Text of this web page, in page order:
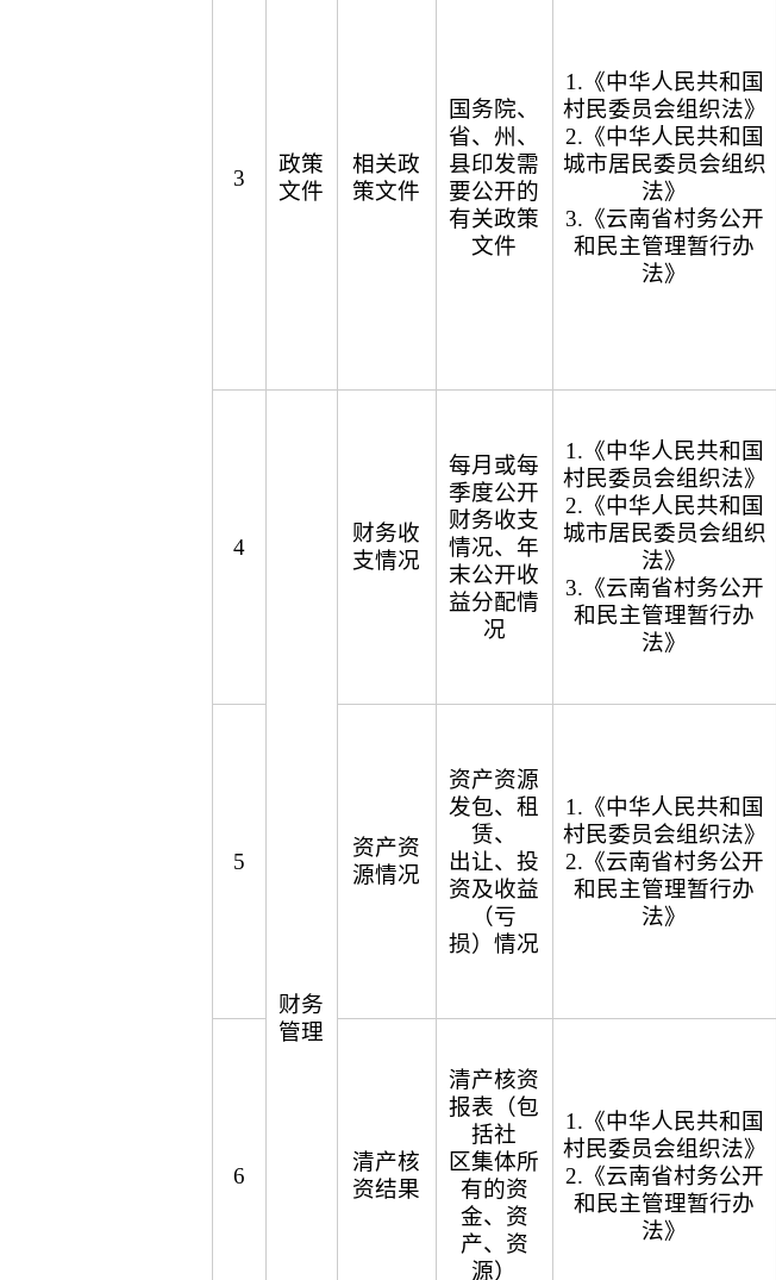
3
政策
文件
相关政
策文件
国务院、
省、州、
县印发需
要公开的
有关政策
文件
1.《中华人民共和国
村民委员会组织法》
2.《中华人民共和国
城市居民委员会组织
法》
3.《云南省村务公开
和民主管理暂行办
法》
4
财务
管理
财务收
支情况
每月或每
季度公开
财务收支
情况、年
末公开收
益分配情
况
1.《中华人民共和国
村民委员会组织法》
2.《中华人民共和国
城市居民委员会组织
法》
3.《云南省村务公开
和民主管理暂行办
法》
5
资产资
源情况
资产资源
发包、租
赁、
出让、投
资及收益
（亏
损）情况
1.《中华人民共和国
村民委员会组织法》
2.《云南省村务公开
和民主管理暂行办
法》
6
清产核
资结果
清产核资
报表（包
括社
区集体所
有的资
金、资
产、资
源）
1.《中华人民共和国
村民委员会组织法》
2.《云南省村务公开
和民主管理暂行办
法》